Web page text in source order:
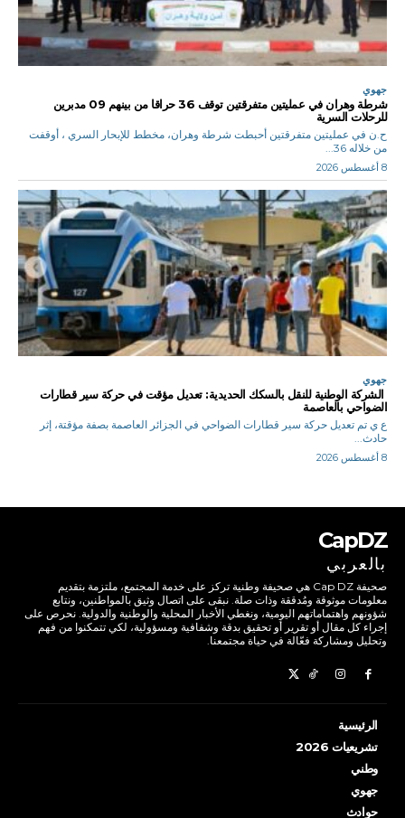
جهوي
شرطة وهران في عمليتين متفرقتين توقف 36 حراقا من بينهم 09 مدبرين
للرحلات السرية
ح.ن في عمليتين متفرقتين أحبطت شرطة وهران، مخطط للإبحار السري ، أوقفت
من خلاله 36...
8 أغسطس 2026
جهوي
الشركة الوطنية للنقل بالسكك الحديدية: تعديل مؤقت في حركة سير قطارات
الضواحي بالعاصمة
ع ي تم تعديل حركة سير قطارات الضواحي في الجزائر العاصمة بصفة مؤقتة، إثر
حادث...
8 أغسطس 2026
CapDZ
بالعربي
صحيفة Cap DZ هي صحيفة وطنية تركز على خدمة المجتمع، ملتزمة بتقديم
معلومات موثوقة ومُدققة وذات صلة. نبقى على اتصال وثيق بالمواطنين، ونتابع
شؤونهم واهتماماتهم اليومية، ونغطي الأخبار المحلية والوطنية والدولية. نحرص على
إجراء كل مقال أو تقرير أو تحقيق بدقة وشفافية ومسؤولية، لكي تتمكنوا من فهم
وتحليل ومشاركة فعّالة في حياة مجتمعنا.
الرئيسية
تشريعيات 2026
وطني
جهوي
حوادث